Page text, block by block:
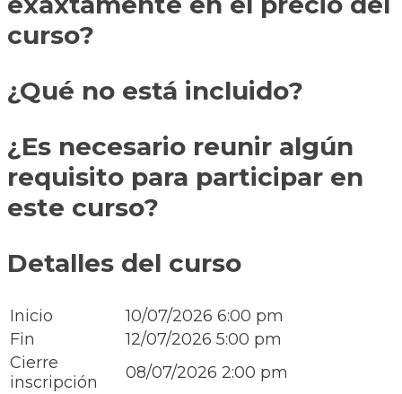
curso?
¿Qué no está incluido?
¿Es necesario reunir algún
requisito para participar en
este curso?
Detalles del curso
Inicio
10/07/2026 6:00 pm
Fin
12/07/2026 5:00 pm
Cierre
inscripción
08/07/2026 2:00 pm